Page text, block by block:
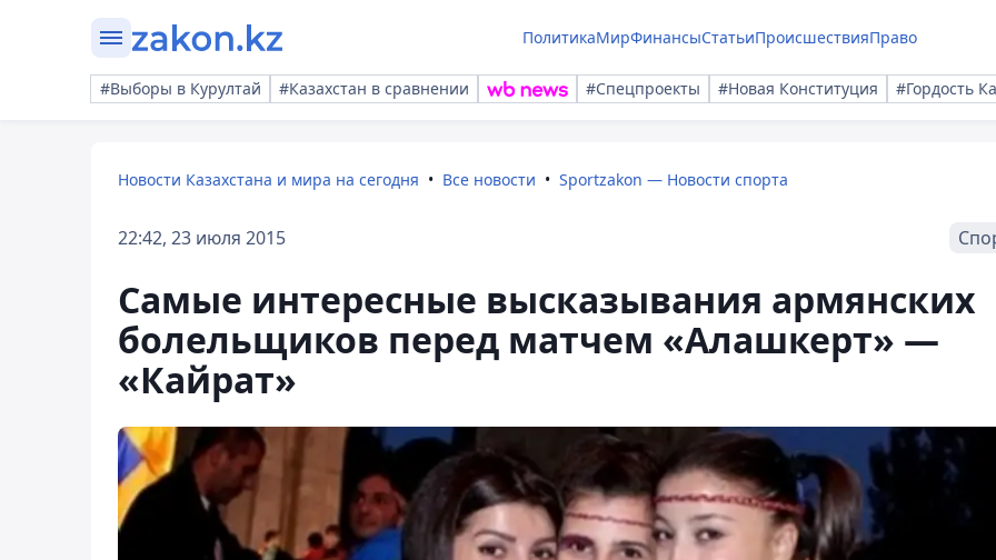
ПолитикаМирФинансыСтатьиПроисшествияПраво
#Выборы в Курултай #Казахстан в сравнении #Спецпроекты #Новая Конституция #Гордость
Новости Казахстана и мира на сегодня Все новости Sportzakon — Новости спорта
22:42, 23 июля 2015
Самые интересные высказывания армянских
болельщиков перед матчем «Алашкерт» —
«Кайрат»